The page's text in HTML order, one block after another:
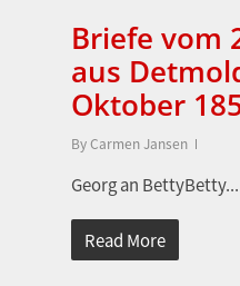
Briefe vom
aus
Oktober
ByCarmen Jansen
Georg an BettyBetty...
Read More